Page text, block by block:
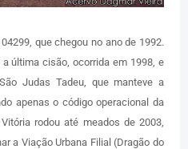
que chegou no ano de 1992.
última cisão, ocorrida em 1998, e
Judas Tadeu, que manteve a
apenas o código operacional da
rodou até meados de 2003,
a Viação Urbana Filial (Dragão do